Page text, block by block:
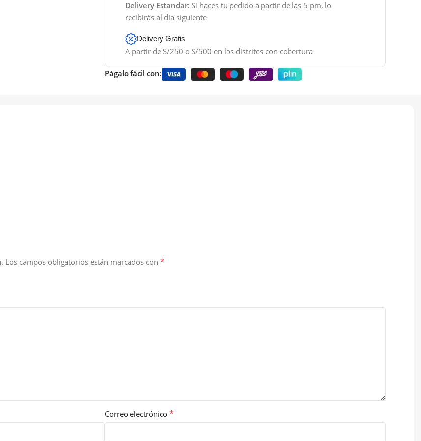
Delivery Estandar: Si haces tu pedido a partir de las 5 pm, lo
recibirás al día siguiente
Delivery Gratis
A partir de S/250 o S/500 en los distritos con cobertura
Págalo fácil con:
Los campos obligatorios están marcados con *
Correo electrónico *